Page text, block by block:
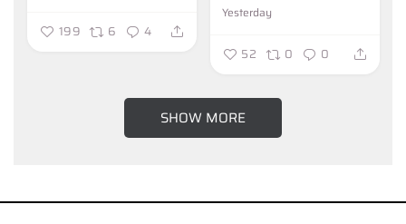
199 6 4
Yesterday
52 0 0
SHOW MORE